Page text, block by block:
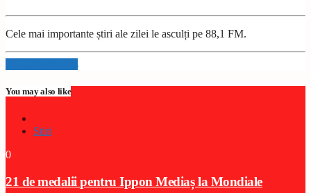
Cele mai importante știri ale zilei le asculți pe 88,1 FM.
Info and episodes
You may also like
Stiri
0
21 de medalii pentru Ippon Mediaș la Mondiale